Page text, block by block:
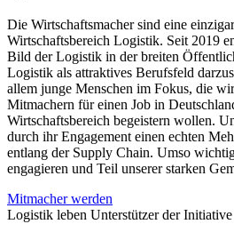
Die Wirtschaftsmacher sind eine
Wirtschaftsbereich Logistik. Seit 2019
Bild der Logistik in der breiten
Logistik als attraktives Berufsfeld
allem junge Menschen im Fokus, die
Mitmachern für einen Job in
Wirtschaftsbereich begeistern wollen.
durch ihr Engagement einen echten
entlang der Supply Chain. Umso
engagieren und Teil unserer starken
Mitmacher werden
Logistik leben Unterstützer der Initiative